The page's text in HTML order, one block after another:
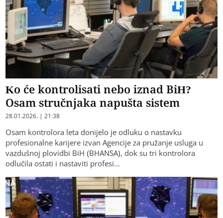
Ko će kontrolisati nebo iznad BiH?
Osam stručnjaka napušta sistem
28.01.2026. | 21:38
Osam kontrolora leta donijelo je odluku o nastavku
profesionalne karijere izvan Agencije za pružanje usluga u
vazdušnoj plovidbi BiH (BHANSA), dok su tri kontrolora
odlučila ostati i nastaviti profesi…